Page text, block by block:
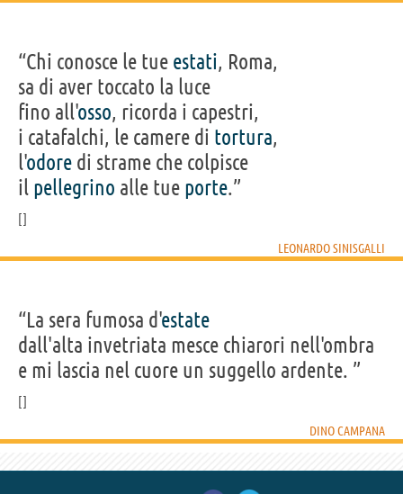
“Chi conosce le tue estati, Roma,
sa di aver toccato la luce
fino all'osso, ricorda i capestri,
i catafalchi, le camere di tortura,
l'odore di strame che colpisce
il pellegrino alle tue porte.”
LEONARDO SINISGALLI
“La sera fumosa d'estate
dall'alta invetriata mesce chiarori nell'ombra
e mi lascia nel cuore un suggello ardente. ”
DINO CAMPANA